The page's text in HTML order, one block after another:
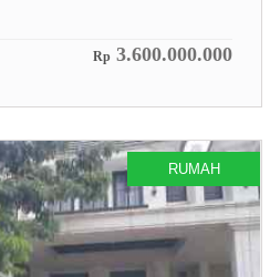
Rp 3.600.000.000
RUMAH